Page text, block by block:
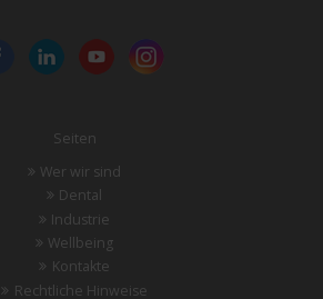
Seiten
Wer wir sind
Dental
Industrie
Wellbeing
Kontakte
Rechtliche Hinweise